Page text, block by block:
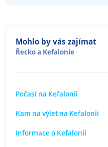
Mohlo by vás zajímat
Řeckoa Kefalonie
Počasí na Kefalonii
Kam na výlet na Kefalonii
Informace o Kefalonii